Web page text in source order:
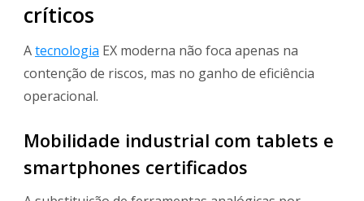
críticos
Atecnologia EX moderna não foca apenas na
contenção de riscos, mas no ganho de eficiência
operacional.
Mobilidade industrial com tablets e
smartphones certificados